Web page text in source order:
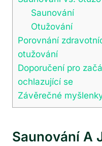
Saunování
Otužování
Porovnání
otužování
Doporučení pro
ochlazující se
Závěrečné
Saunování A